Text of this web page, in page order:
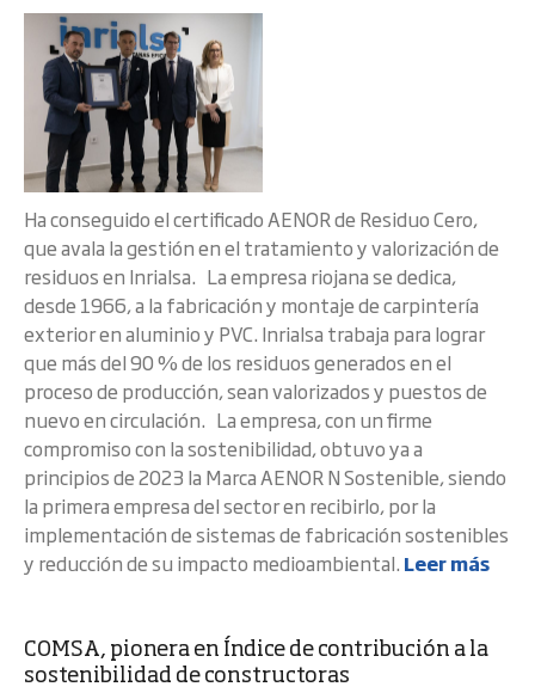
Ha conseguido el certificado AENOR de Residuo Cero,
que avala la gestión en el tratamiento y valorización de
residuos en Inrialsa. La empresa riojana se dedica,
desde 1966, a la fabricación y montaje de carpintería
exterior en aluminio y PVC. Inrialsa trabaja para lograr
que más del 90 % de los residuos generados en el
proceso de producción, sean valorizados y puestos de
nuevo en circulación. La empresa, con un firme
compromiso con la sostenibilidad, obtuvo ya a
principios de 2023 la Marca AENOR N Sostenible, siendo
la primera empresa del sector en recibirlo, por la
implementación de sistemas de fabricación sostenibles
y reducción de su impacto medioambiental. Leer más
COMSA, pionera en Índice de contribución a la
sostenibilidad de constructoras